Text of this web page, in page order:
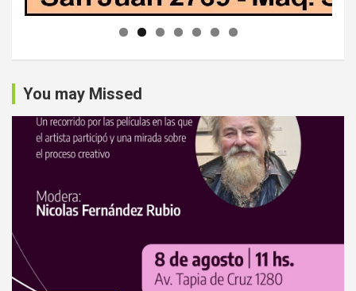
You may Missed